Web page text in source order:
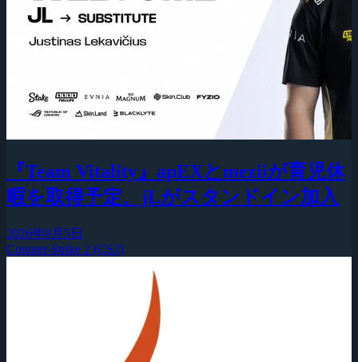
『Team Vitality』apEXとmeziiが育児休
暇を取得予定、jLがスタンドイン加入
2026年8月5日
Counter-Strike 2 (CS2)